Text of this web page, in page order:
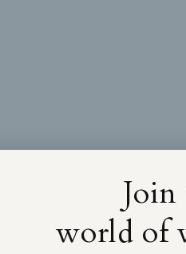
Join
world of